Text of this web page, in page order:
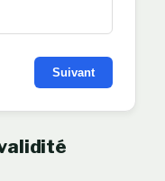
Suivant